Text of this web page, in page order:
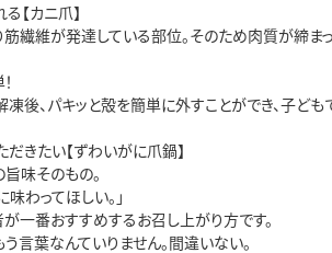
【カニ爪】
繊維が発達している部位。そのため肉質が締ま
後、パキッと殻を簡単に外すことができ、子ども
きたい【ずわいがに爪鍋】
味そのもの。
わってほしい。」
一番おすすめするお召し上がり方です。
言葉なんていりません。間違いない。